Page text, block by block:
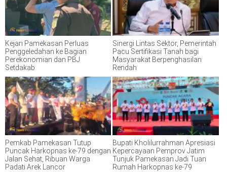
Kejari Pamekasan Perluas
Penggeledahan ke Bagian
Perekonomian dan PBJ
Setdakab
Sinergi Lintas Sektor, Pemerintah
Pacu Sertifikasi Tanah bagi
Masyarakat Berpenghasilan
Rendah
Pemkab Pamekasan Tutup
Puncak Harkopnas ke-79 dengan
Jalan Sehat, Ribuan Warga
Padati Arek Lancor
Bupati Kholilurrahman Apresiasi
Kepercayaan Pemprov Jatim
Tunjuk Pamekasan Jadi Tuan
Rumah Harkopnas ke-79